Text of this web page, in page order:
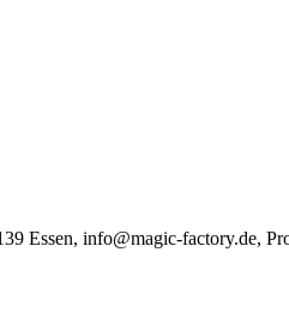
Essen, info@magic-factory.de,